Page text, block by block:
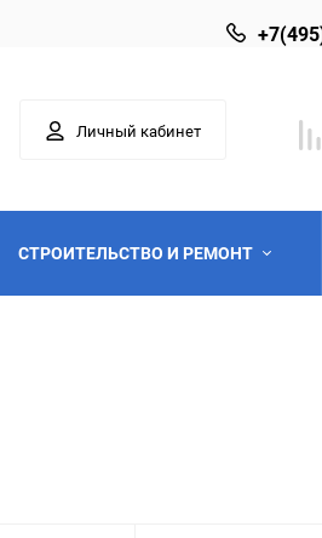
Личный кабинет
СТРОИТЕЛЬСТВО И РЕМОНТ